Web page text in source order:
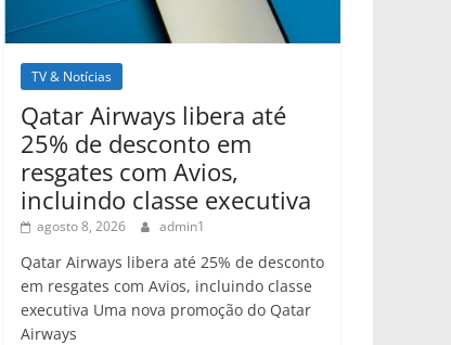
TV & Notícias
Qatar Airways libera até
25% de desconto em
resgates com Avios,
incluindo classe executiva
agosto 8, 2026 admin1
Qatar Airways libera até 25% de desconto
em resgates com Avios, incluindo classe
executiva Uma nova promoção do Qatar
Airways